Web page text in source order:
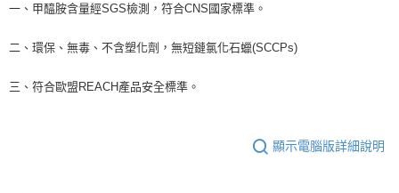
一、甲醯胺含量經SGS檢測，符合CNS國家標準。
二、環保、無毒、不含塑化劑，無短鏈氯化石蠟(SCCPs)
三、符合歐盟REACH產品安全標準。
顯示電腦版詳細說明